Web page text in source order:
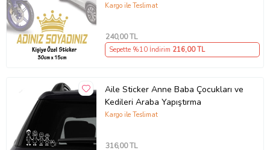
Kargo ile Teslimat
240,00 TL
Sepette %10 İndirim 216,00 TL
Aile Sticker Anne Baba Çocukları ve
Kedileri Araba Yapıştırma
Kargo ile Teslimat
316,00 TL